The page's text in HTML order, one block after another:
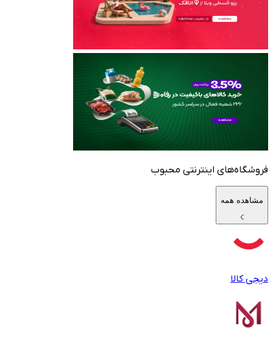
فروشگاه‌های اینترنتی محبوب
مشاهده همه
دیجی کالا